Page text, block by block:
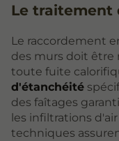
Le traitement
Le raccordement
des murs doit être
toute fuite
d'étanchéité
des faîtages
les infiltrations
techniques